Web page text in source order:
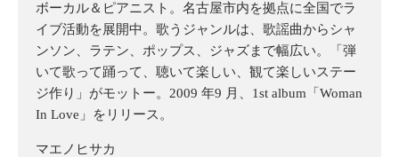
ボーカル＆ピアニスト。名古屋市内を拠点に全国でラ
イブ活動を展開中。歌うジャンルは、歌謡曲からシャ
ンソン、ラテン、ポップス、ジャズまで幅広い。「弾
いて歌って踊って、聴いて楽しい、観て楽しいステー
ジ作り」がモットー。2009 年9 月、1st album「Woman
In Love」をリリース。
マエノヒサカ